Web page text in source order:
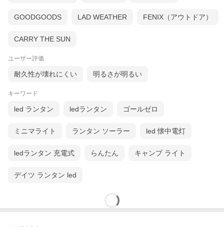
GOODGOODS LAD WEATHER FENIX（アウトドア）
CARRY THE SUN
ユーザー評価
耐久性が壊れにくい 明るさが明るい
キーワード
led ランタン ledランタン ゴールゼロ
ミニマライト ランタン ソーラー led 懐中電灯
ledランタン 充電式 らんたん キャンプ ライト
デイツ ランタン led